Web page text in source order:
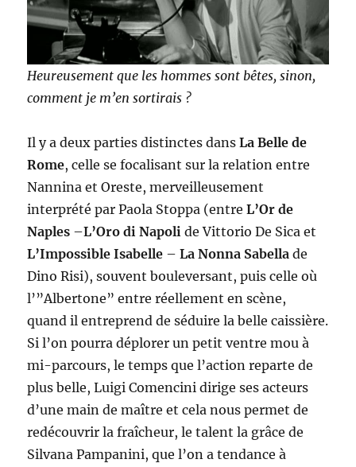
Heureusement que les hommes sont bêtes, sinon,
comment je m’en sortirais ?
Il y a deux parties distinctes dansLa Belle de
Rome, celle se focalisant sur la relation entre
Nannina et Oreste, merveilleusement
interprété par Paola Stoppa (entreL’Or de
Naples –L’Oro di Napoli de Vittorio De Sica et
L’Impossible Isabelle –La Nonna Sabella de
Dino Risi), souvent bouleversant, puis celle où
l’”Albertone” entre réellement en scène,
quand il entreprend de séduire la belle caissière.
Si l’on pourra déplorer un petit ventre mou à
mi-parcours, le temps que l’action reparte de
plus belle, Luigi Comencini dirige ses acteurs
d’une main de maître et cela nous permet de
redécouvrir la fraîcheur, le talent la grâce de
Silvana Pampanini, que l’on a tendance à